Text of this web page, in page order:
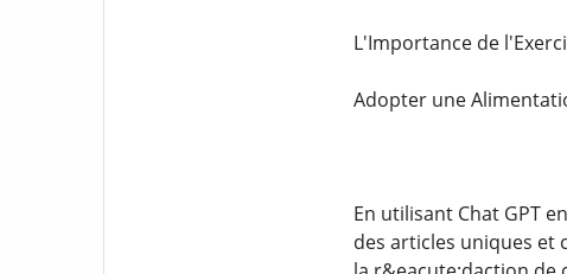
L'Importance de
Adopter une
En utilisant Chat GPT
des articles uniques et